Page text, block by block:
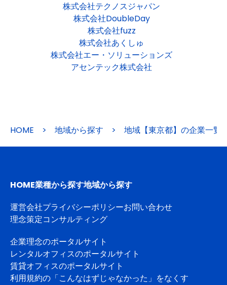
株式会社テクノスジャパン
株式会社DoubleDay
株式会社fuzz
株式会社あくしゅ
株式会社エー・ソリューションズ
アセンテック株式会社
HOME > 地域から探す > 地域【東京都】の企業一覧
HOME業種から探す地域から探す
運営会社プライバシーポリシーお問い合わせ
理念策定コンサルティング
企業理念のポータルサイト
レンタルオフィスのポータルサイト
賃貸オフィスのポータルサイト
利用規約の「こんなはずじゃなかった」をなくす